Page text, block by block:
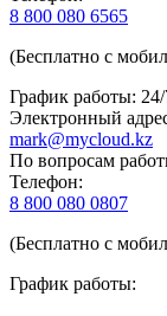
8 800 080 6565
(Бесплатно с
График работы:
Электронный
mark@mycloud.kz
По вопросам
Телефон:
8 800 080 0807
(Бесплатно с
График работы: